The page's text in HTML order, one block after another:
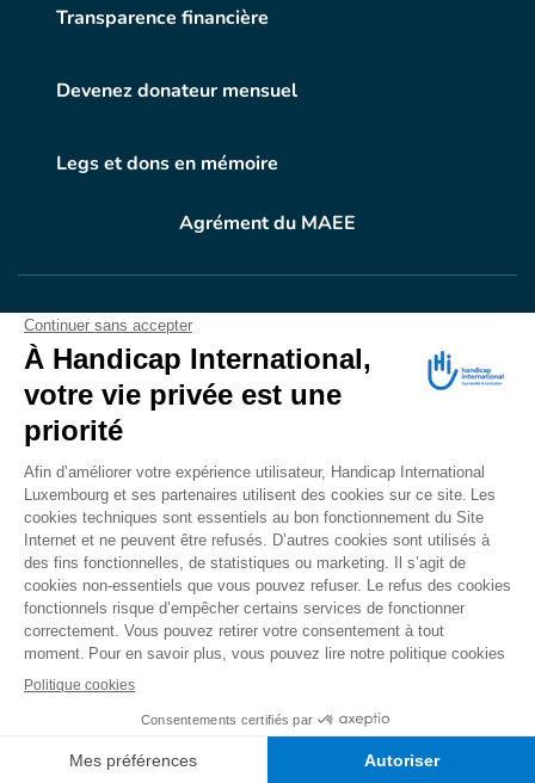
Transparence financière
Devenez donateur mensuel
Legs et dons en mémoire
Agrément du MAEE
VOTRE DONEN ACTION
Grâce à vous, en 2024, 604.716 personnes ont
bénéficié d’appareillage et d’activités de réadaptation.
Merci pour votre générosité.
Lire notre rapport annuel
CONTACT
Accessibilité
Mentions légales
Politique de cookies
Mécanisme d'alerte